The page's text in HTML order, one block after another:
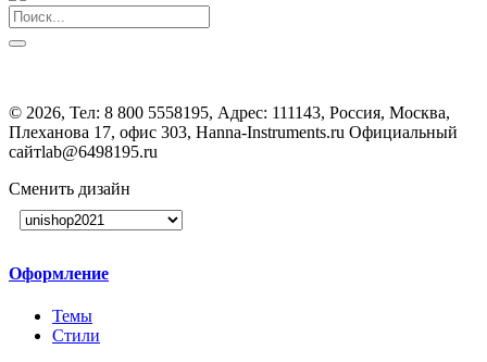
© 2026, Тел: 8 800 5558195, Адрес: 111143, Россия, Москва,
Плеханова 17, офис 303, Hanna-Instruments.ru Официальный
сайтlab@6498195.ru
Сменить дизайн
Оформление
Темы
Стили